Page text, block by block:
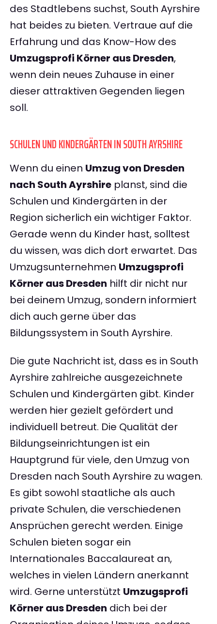
des Stadtlebens suchst, South Ayrshire
hat beides zu bieten. Vertraue auf die
Erfahrung und das Know-How des
Umzugsprofi Körner aus Dresden,
wenn dein neues Zuhause in einer
dieser attraktiven Gegenden liegen
soll.
SCHULEN UND KINDERGÄRTEN IN SOUTH AYRSHIRE
Wenn du einen Umzug von Dresden
nach South Ayrshire planst, sind die
Schulen und Kindergärten in der
Region sicherlich ein wichtiger Faktor.
Gerade wenn du Kinder hast, solltest
du wissen, was dich dort erwartet. Das
Umzugsunternehmen Umzugsprofi
Körner aus Dresden hilft dir nicht nur
bei deinem Umzug, sondern informiert
dich auch gerne über das
Bildungssystem in South Ayrshire.
Die gute Nachricht ist, dass es in South
Ayrshire zahlreiche ausgezeichnete
Schulen und Kindergärten gibt. Kinder
werden hier gezielt gefördert und
individuell betreut. Die Qualität der
Bildungseinrichtungen ist ein
Hauptgrund für viele, den Umzug von
Dresden nach South Ayrshire zu wagen.
Es gibt sowohl staatliche als auch
private Schulen, die verschiedenen
Ansprüchen gerecht werden. Einige
Schulen bieten sogar ein
Internationales Baccalaureat an,
welches in vielen Ländern anerkannt
wird. Gerne unterstützt Umzugsprofi
Körner aus Dresden dich bei der